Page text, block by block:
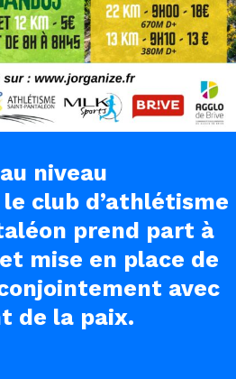
niveau
club d’athlétisme
prend part à
mise en place de
avec
de la paix.